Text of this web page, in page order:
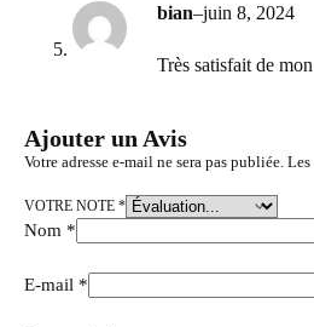
bian–juin 8, 2024
Très satisfait de
Ajouter un Avis
Votre adresse e-mail ne sera pas publiée.
VOTRE NOTE *
Nom *
E-mail *